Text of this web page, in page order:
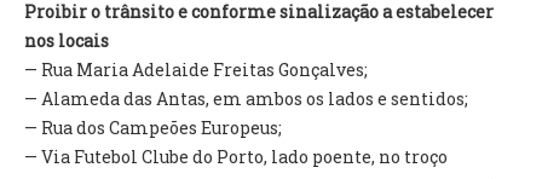
ORÇAMENTO COLABORATIVO
FUNDO DE APOIO AO ASSOCIATIVISMO
SUBVENÇÕES PÚBLICAS
SERVIÇOS
Proibir o trânsito e conforme sinalização a estabelecer
nos locais
— Rua Maria Adelaide Freitas Gonçalves;
— Alameda das Antas, em ambos os lados e sentidos;
— Rua dos Campeões Europeus;
— Via Futebol Clube do Porto, lado poente, no troço